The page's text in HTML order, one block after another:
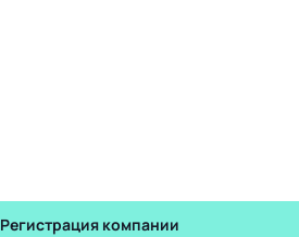
Регистрация компании